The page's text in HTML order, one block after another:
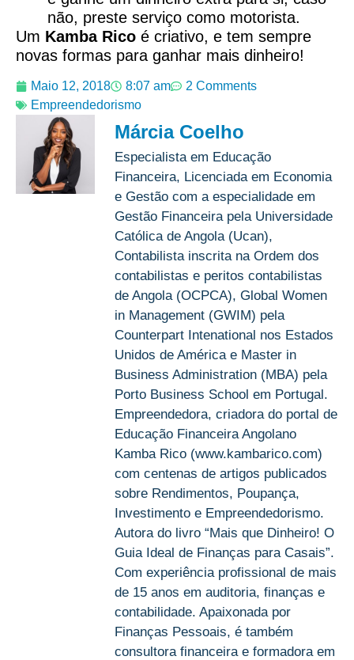
não, preste serviço como motorista.
Um Kamba Rico é criativo, e tem sempre
novas formas para ganhar mais dinheiro!
Maio 12, 2018 8:07 am
2 Comments
Empreendedorismo
Márcia Coelho
Especialista em Educação
Financeira, Licenciada em Economia
e Gestão com a especialidade em
Gestão Financeira pela Universidade
Católica de Angola (Ucan),
Contabilista inscrita na Ordem dos
contabilistas e peritos contabilistas
de Angola (OCPCA), Global Women
in Management (GWIM) pela
Counterpart Intenational nos Estados
Unidos de América e Master in
Business Administration (MBA) pela
Porto Business School em Portugal.
Empreendedora, criadora do portal de
Educação Financeira Angolano
Kamba Rico (www.kambarico.com)
com centenas de artigos publicados
sobre Rendimentos, Poupança,
Investimento e Empreendedorismo.
Autora do livro “Mais que Dinheiro! O
Guia Ideal de Finanças para Casais”.
Com experiência profissional de mais
de 15 anos em auditoria, finanças e
contabilidade. Apaixonada por
Finanças Pessoais, é também
consultora financeira e formadora em